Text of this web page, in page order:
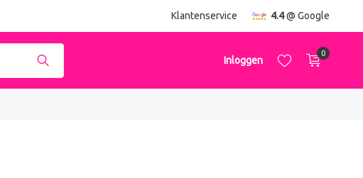
Klantenservice 4.4@ Google
Inloggen
0